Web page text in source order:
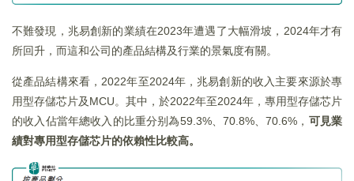
不難發現，兆易創新的業績在2023年遭遇了大幅滑坡，2024年才有
所回升，而這和公司的產品結構及行業的景氣度有關。
從產品結構來看，2022年至2024年，兆易創新的收入主要來源於專
用型存儲芯片及MCU。其中，於2022年至2024年，專用型存儲芯片
的收入佔當年總收入的比重分别為59.3%、70.8%、70.6%， 可見業
績對專用型存儲芯片的依賴性比較高。